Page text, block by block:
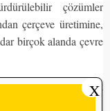
çözümler
çerçeve üretimine,
birçok alanda çevre
sürdürülebilirlik
aşamasında değil,
X